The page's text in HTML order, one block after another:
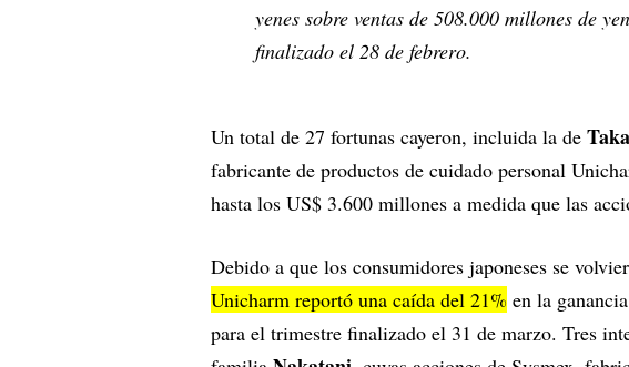
yenes sobre ventas de 508.000 millones de
finalizado el 28 de febrero.
Un total de 27 fortunas cayeron, incluida la de
fabricante de productos de cuidado personal
hasta los US$ 3.600 millones a medida que las
Debido a que los consumidores japoneses se
Unicharm reportó una caída del 21% en la
para el trimestre finalizado el 31 de marzo. Tres